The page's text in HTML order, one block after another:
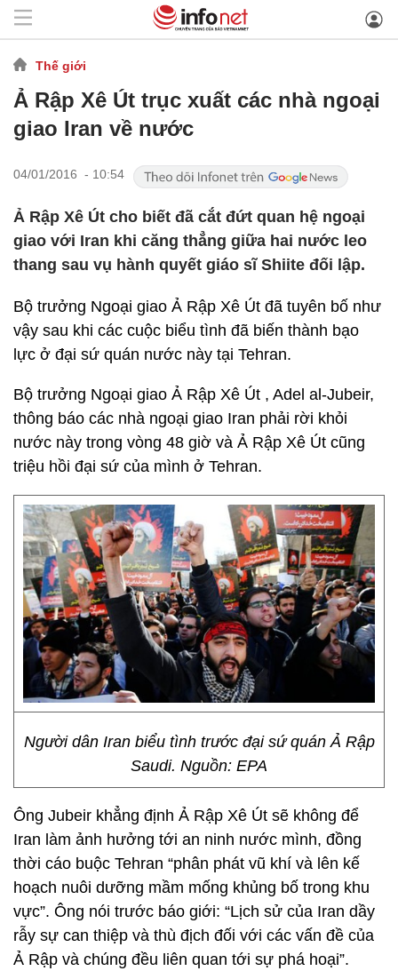
Thế giới
Ả Rập Xê Út trục xuất các nhà ngoại
giao Iran về nước
04/01/2016 - 10:54
Ả Rập Xê Út cho biết đã cắt đứt quan hệ ngoại
giao với Iran khi căng thẳng giữa hai nước leo
thang sau vụ hành quyết giáo sĩ Shiite đối lập.
Bộ trưởng Ngoại giao Ả Rập Xê Út đã tuyên bố như
vậy sau khi các cuộc biểu tình đã biến thành bạo
lực ở đại sứ quán nước này tại Tehran.
Bộ trưởng Ngoại giao Ả Rập Xê Út , Adel al-Jubeir,
thông báo các nhà ngoại giao Iran phải rời khỏi
nước này trong vòng 48 giờ và Ả Rập Xê Út cũng
triệu hồi đại sứ của mình ở Tehran.
Người dân Iran biểu tình trước đại sứ quán Ả Rập
Saudi. Nguồn: EPA
Ông Jubeir khẳng định Ả Rập Xê Út sẽ không để
Iran làm ảnh hưởng tới an ninh nước mình, đồng
thời cáo buộc Tehran “phân phát vũ khí và lên kế
hoạch nuôi dưỡng mầm mống khủng bố trong khu
vực”. Ông nói trước báo giới: “Lịch sử của Iran dầy
rẫy sự can thiệp và thù địch đối với các vấn đề của
Ả Rập và chúng đều liên quan tới sự phá hoại”.